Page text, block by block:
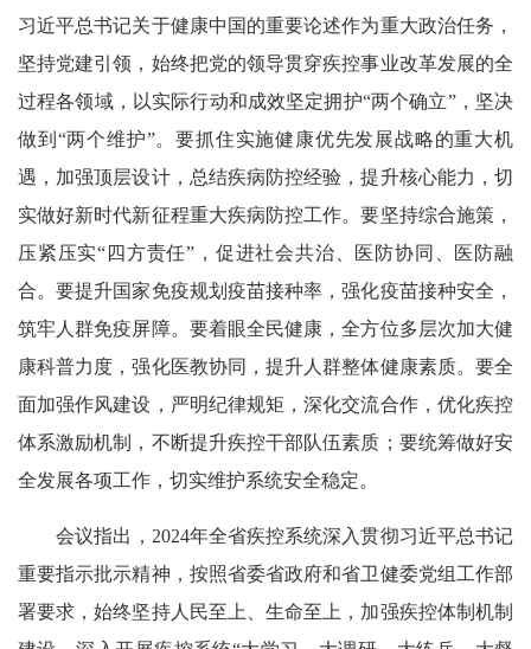
习近平总书记关于健康中国的重要论述作为重大政治任务，
坚持党建引领，始终把党的领导贯穿疾控事业改革发展的全
过程各领域，以实际行动和成效坚定拥护“两个确立”，坚决
做到“两个维护”。要抓住实施健康优先发展战略的重大机
遇，加强顶层设计，总结疾病防控经验，提升核心能力，切
实做好新时代新征程重大疾病防控工作。要坚持综合施策，
压紧压实“四方责任”，促进社会共治、医防协同、医防融
合。要提升国家免疫规划疫苗接种率，强化疫苗接种安全，
筑牢人群免疫屏障。要着眼全民健康，全方位多层次加大健
康科普力度，强化医教协同，提升人群整体健康素质。要全
面加强作风建设，严明纪律规矩，深化交流合作，优化疾控
体系激励机制，不断提升疾控干部队伍素质；要统筹做好安
全发展各项工作，切实维护系统安全稳定。
会议指出，2024年全省疾控系统深入贯彻习近平总书记
重要指示批示精神，按照省委省政府和省卫健委党组工作部
署要求，始终坚持人民至上、生命至上，加强疾控体制机制